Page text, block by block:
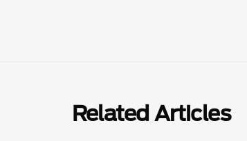
Related Articles